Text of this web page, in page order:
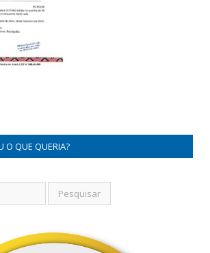
O QUE QUERIA?